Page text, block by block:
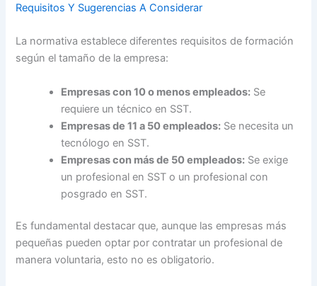
Requisitos Y Sugerencias A Considerar
La normativa establece diferentes requisitos de formación
según el tamaño de la empresa:
Empresas con 10 o menos empleados: Se
requiere un técnico en SST.
Empresas de 11 a 50 empleados: Se necesita un
tecnólogo en SST.
Empresas con más de 50 empleados: Se exige
un profesional en SST o un profesional con
posgrado en SST.
Es fundamental destacar que, aunque las empresas más
pequeñas pueden optar por contratar un profesional de
manera voluntaria, esto no es obligatorio.